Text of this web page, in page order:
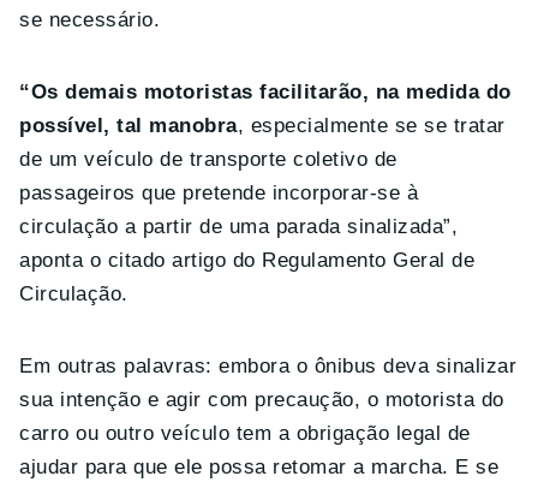
se necessário.
“Os demais motoristas facilitarão, na medida do
possível, tal manobra, especialmente se se tratar
de um veículo de transporte coletivo de
passageiros que pretende incorporar-se à
circulação a partir de uma parada sinalizada”,
aponta o citado artigo do Regulamento Geral de
Circulação.
Em outras palavras: embora o ônibus deva sinalizar
sua intenção e agir com precaução, o motorista do
carro ou outro veículo tem a obrigação legal de
ajudar para que ele possa retomar a marcha. E se